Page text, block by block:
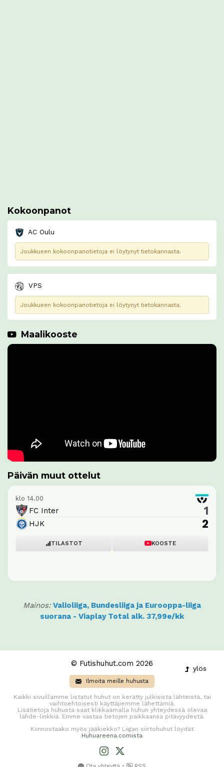
Kokoonpanot
AC Oulu
Joukkueen kokoonpanotietoja ei löytynyt tietokannasta.
VPS
Joukkueen kokoonpanotietoja ei löytynyt tietokannasta.
Maalikooste
Päivän muut ottelut
klo 14.00
FC Inter 1
HJK 2
TILASTOT KOOSTE
Mainos: Valioliiga, Bundesliiga ja Eurooppa-liiga
suorana - Viaplay Total alk. 37,99e/kk
ylös
© Futishuhut.com 2026
Ilmoita meille huhusta
Kaikki sivuillamme listatut huhut on kerätty julkisista lähteistä, tai
vaihtoehtoisesti käyttäjiemme lähettämiä.
Lisätietoja huhusta saat klikkaamalla huhun yhteydessä olevaa
lähde-linkkiä. Emme vastaa tietojen paikkaansa pitävyydestä.
Kiinnostaako myös jääkiekko? Liigan siirtohuhut löydät
Huhuareena.comista